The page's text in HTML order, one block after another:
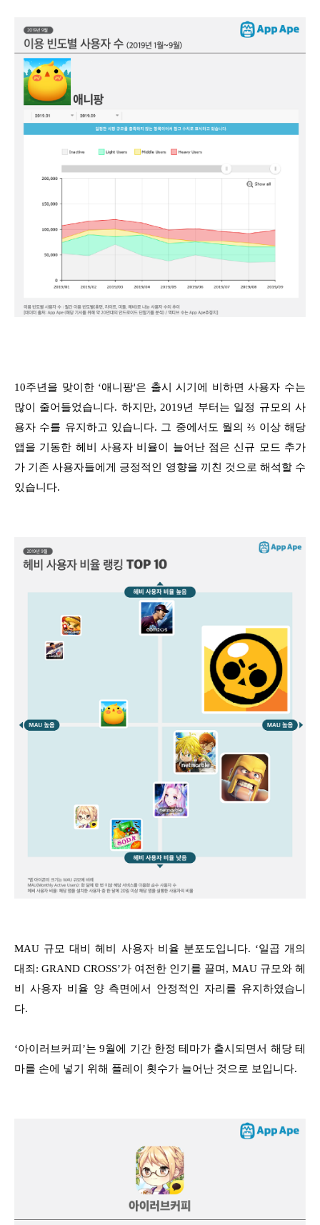
10주년을 맞이한 ‘애니팡'은 출시 시기에 비하면 사용자 수는
많이 줄어들었습니다. 하지만, 2019년 부터는 일정 규모의 사
용자 수를 유지하고 있습니다. 그 중에서도 월의 ⅔ 이상 해당
앱을 기동한 헤비 사용자 비율이 늘어난 점은 신규 모드 추가
가 기존 사용자들에게 긍정적인 영향을 끼친 것으로 해석할 수
있습니다.
MAU 규모 대비 헤비 사용자 비율 분포도입니다. ‘일곱 개의
대죄: GRAND CROSS’가 여전한 인기를 끌며, MAU 규모와 헤
비 사용자 비율 양 측면에서 안정적인 자리를 유지하였습니
다.
‘아이러브커피’는 9월에 기간 한정 테마가 출시되면서 해당 테
마를 손에 넣기 위해 플레이 횟수가 늘어난 것으로 보입니다.